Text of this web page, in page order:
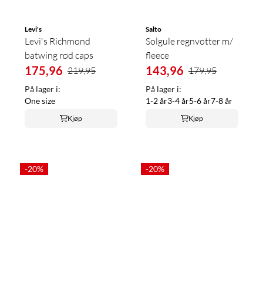
Levi's
Levi's Richmond
batwing rød caps
175,96 219,95
På lager i:
One size
Kjøp
Salto
Solgule regnvotter m/
fleece
143,96 179,95
På lager i:
1-2 år3-4 år5-6 år7-8 år
Kjøp
-20% -20%